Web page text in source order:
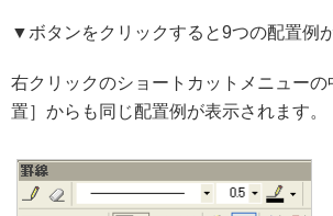
▼ボタンをクリックすると9つの配置例
右クリックのショートカットメニュー
置］からも同じ配置例が表示されます。